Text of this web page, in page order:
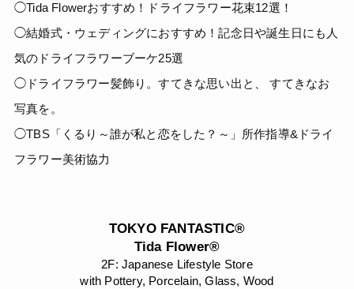
◯Tida Flowerおすすめ！ドライフラワー花束12選！
◯結婚式・ウェディングにおすすめ！記念日や誕生日にも人
気のドライフラワーブーケ25選
◯ドライフラワー髪飾り。すてきな思い出と、 すてきなお
写真を。
◯TBS「くるり～誰が私と恋をした？～」所作指導&ドライ
フラワー美術協力
TOKYO FANTASTIC®
Tida Flower®
2F: Japanese Lifestyle Store
with Pottery, Porcelain, Glass, Wood